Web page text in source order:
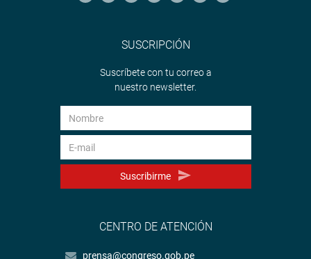
SUSCRIPCIÓN
Suscríbete con tu correo a
nuestro newsletter.
Suscribirme
CENTRO DE ATENCIÓN
prensa@congreso.gob.pe